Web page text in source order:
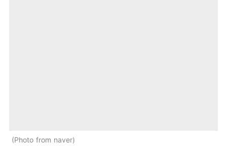
Photo from naver